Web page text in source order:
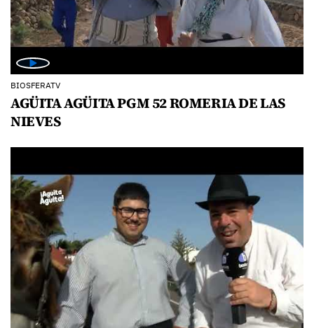
BIOSFERATV
AGÜITA AGÜITA PGM 52 ROMERIA DE LAS
NIEVES